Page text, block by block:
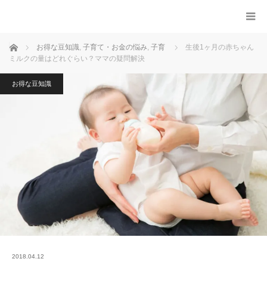
ホーム お得な豆知識, 子育て・お金の悩み, 子育
生後1ヶ月の赤ちゃん
ミルクの量はどれぐらい？ママの疑問解決
お得な豆知識
2018.04.12